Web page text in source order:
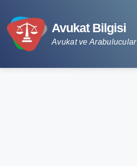
Avukat Bilgisi
Avukat ve Arabulucular